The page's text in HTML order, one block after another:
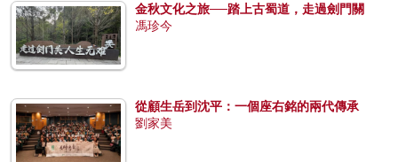
金秋文化之旅──踏上古蜀道，走過劍門關
馮珍今
從顧生岳到沈平：一個座右銘的兩代傳承
劉家美